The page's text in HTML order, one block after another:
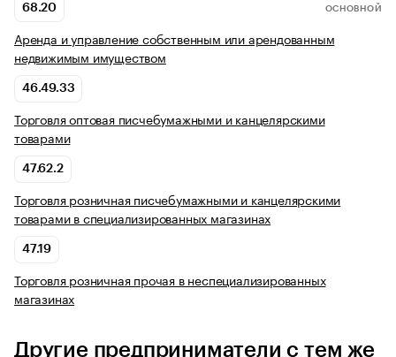
68.20 ОСНОВНОЙ
Аренда и управление собственным или арендованным
недвижимым имуществом
46.49.33
Торговля оптовая писчебумажными и канцелярскими
товарами
47.62.2
Торговля розничная писчебумажными и канцелярскими
товарами в специализированных магазинах
47.19
Торговля розничная прочая в неспециализированных
магазинах
Другие предприниматели с тем же